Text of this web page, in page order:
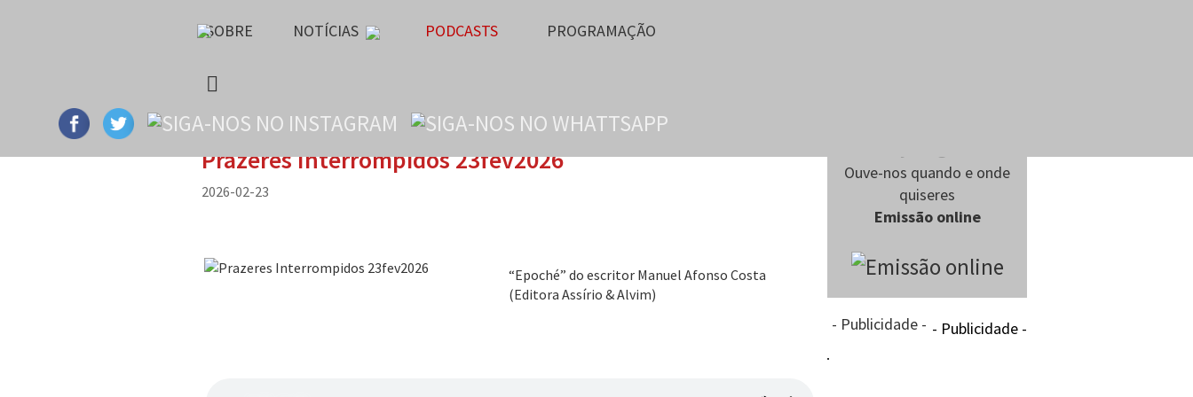
SOBRE NOTÍCIAS PODCASTS PROGRAMAÇÃO
Prazeres Interrompidos 23fev2026
2026-02-23
“Epoché” do escritor Manuel Afonso Costa
(Editora Assírio & Alvim)
Ouve-nos quando e onde
quiseres
Emissão online
- Publicidade - - Publicidade -